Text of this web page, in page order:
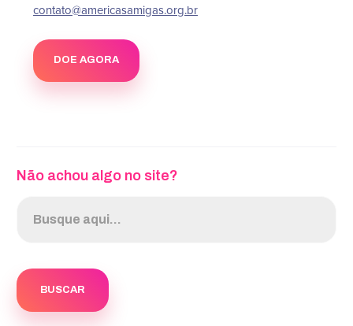
contato@americasamigas.org.br
DOE AGORA
Não achou algo no site?